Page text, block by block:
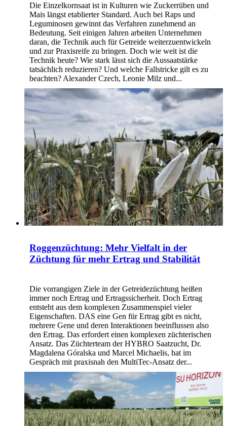
Die Einzelkornsaat ist in Kulturen wie Zuckerrüben und
Mais längst etablierter Standard. Auch bei Raps und
Leguminosen gewinnt das Verfahren zunehmend an
Bedeutung. Seit einigen Jahren arbeiten Unternehmen
daran, die Technik auch für Getreide weiterzuentwickeln
und zur Praxisreife zu bringen. Doch wie weit ist die
Technik heute? Wie stark lässt sich die Aussaatstärke
tatsächlich reduzieren? Und welche Fallstricke gilt es zu
beachten? Alexander Czech, Leonie Milz und...
Roggenzüchtung: Mehr Vielfalt in der
Züchtung für mehr Ertrag und Stabilität
Die vorrangigen Ziele in der Getreidezüchtung heißen
immer noch Ertrag und Ertragssicherheit. Doch Ertrag
entsteht aus dem komplexen Zusammenspiel vieler
Eigenschaften. DAS eine Gen für Ertrag gibt es nicht,
mehrere Gene und deren Interaktionen beeinflussen also
den Ertrag. Das erfordert einen komplexen züchterischen
Ansatz. Das Züchterteam der HYBRO Saatzucht, Dr.
Magdalena Góralska und Marcel Michaelis, hat im
Gespräch mit praxisnah den MultiTec-Ansatz der...